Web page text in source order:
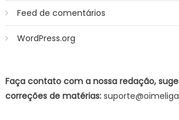
Feed de comentários
WordPress.org
Faça contato com a nossa redação,
correções de matérias: